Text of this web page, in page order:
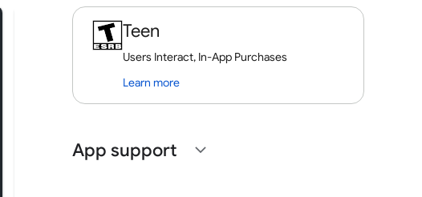
Teen
Users Interact, In-App Purchases
Learn more
App support expand_more